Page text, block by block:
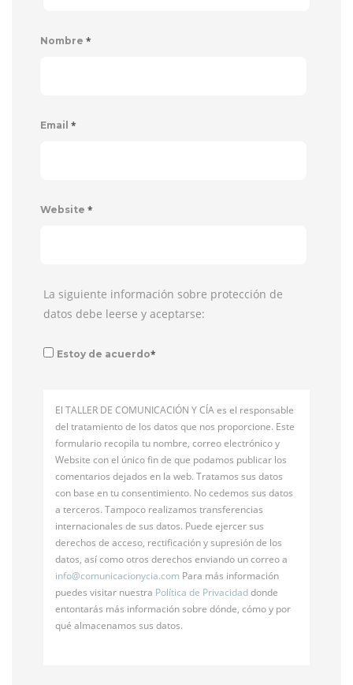
Nombre *
Email *
Website *
La siguiente información sobre protección de
datos debe leerse y aceptarse:
Estoy de acuerdo*
El TALLER DE COMUNICACIÓN Y CÍA es el responsable
del tratamiento de los datos que nos proporcione. Este
formulario recopila tu nombre, correo electrónico y
Website con el único fin de que podamos publicar los
comentarios dejados en la web. Tratamos sus datos
con base en tu consentimiento. No cedemos sus datos
a terceros. Tampoco realizamos transferencias
internacionales de sus datos. Puede ejercer sus
derechos de acceso, rectificación y supresión de los
datos, así como otros derechos enviando un correo a
info@comunicacionycia.com Para más información
puedes visitar nuestra Política de Privacidaddonde
entontarás más información sobre dónde, cómo y por
qué almacenamos sus datos.